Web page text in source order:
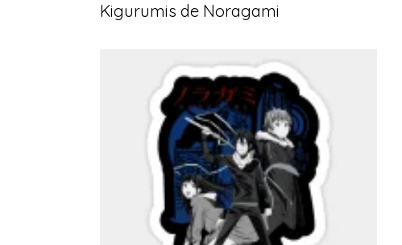
Kigurumis de Noragami